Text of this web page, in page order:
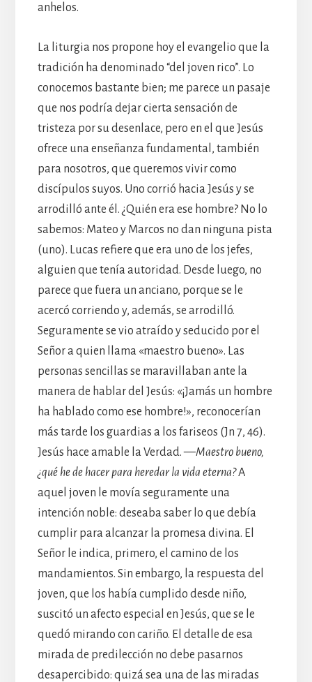
anhelos.
La liturgia nos propone hoy el evangelio que la
tradición ha denominado “del joven rico”. Lo
conocemos bastante bien; me parece un pasaje
que nos podría dejar cierta sensación de
tristeza por su desenlace, pero en el que Jesús
ofrece una enseñanza fundamental, también
para nosotros, que queremos vivir como
discípulos suyos. Uno corrió hacia Jesús y se
arrodilló ante él. ¿Quién era ese hombre? No lo
sabemos: Mateo y Marcos no dan ninguna pista
(uno). Lucas refiere que era uno de los jefes,
alguien que tenía autoridad. Desde luego, no
parece que fuera un anciano, porque se le
acercó corriendo y, además, se arrodilló.
Seguramente se vio atraído y seducido por el
Señor a quien llama «maestro bueno». Las
personas sencillas se maravillaban ante la
manera de hablar del Jesús: «¡Jamás un hombre
ha hablado como ese hombre!», reconocerían
más tarde los guardias a los fariseos (Jn 7, 46).
Jesús hace amable la Verdad. —Maestro bueno,
¿qué he de hacer para heredar la vida eterna?A
aquel joven le movía seguramente una
intención noble: deseaba saber lo que debía
cumplir para alcanzar la promesa divina. El
Señor le indica, primero, el camino de los
mandamientos. Sin embargo, la respuesta del
joven, que los había cumplido desde niño,
suscitó un afecto especial en Jesús, que se le
quedó mirando con cariño. El detalle de esa
mirada de predilección no debe pasarnos
desapercibido: quizá sea una de las miradas